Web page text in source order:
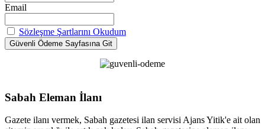
Email
Sözleşme Şartlarını Okudum
Sabah Eleman İlanı
Gazete ilanı vermek, Sabah gazetesi ilan servisi Ajans Yitik'e ait olan